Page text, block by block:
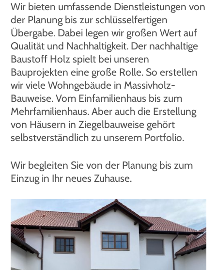
Wir bieten umfassende Dienstleistungen von
der Planung bis zur schlüsselfertigen
Übergabe. Dabei legen wir großen Wert auf
Qualität und Nachhaltigkeit. Der nachhaltige
Baustoff Holz spielt bei unseren
Bauprojekten eine große Rolle. So erstellen
wir viele Wohngebäude in Massivholz-
Bauweise. Vom Einfamilienhaus bis zum
Mehrfamilienhaus. Aber auch die Erstellung
von Häusern in Ziegelbauweise gehört
selbstverständlich zu unserem Portfolio.
Wir begleiten Sie von der Planung bis zum
Einzug in Ihr neues Zuhause.